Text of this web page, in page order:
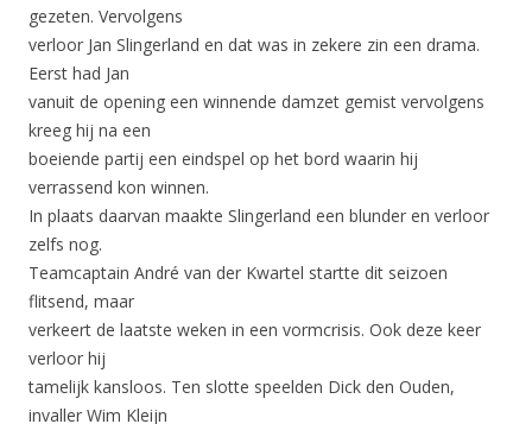
gezeten. Vervolgens
verloor Jan Slingerland en dat was in zekere zin een drama.
Eerst had Jan
vanuit de opening een winnende damzet gemist vervolgens
kreeg hij na een
boeiende partij een eindspel op het bord waarin hij
verrassend kon winnen.
In plaats daarvan maakte Slingerland een blunder en verloor
zelfs nog.
Teamcaptain André van der Kwartel startte dit seizoen
flitsend, maar
verkeert de laatste weken in een vormcrisis. Ook deze keer
verloor hij
tamelijk kansloos. Ten slotte speelden Dick den Ouden,
invaller Wim Kleijn